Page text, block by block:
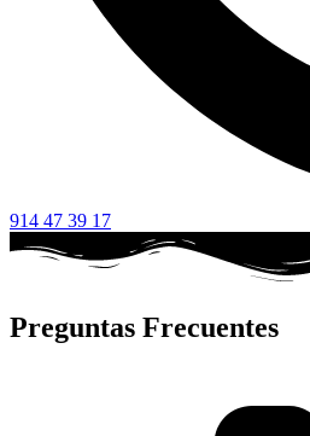
914 47 39 17
Preguntas Frecuentes